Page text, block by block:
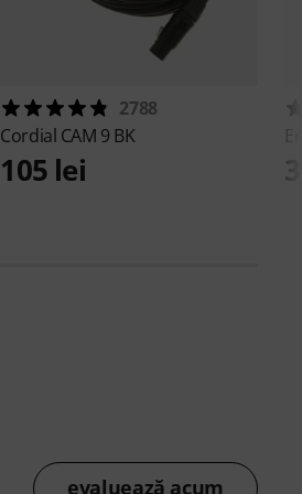
2788
Cordial CAM 9 BK
105 lei
evaluează acum